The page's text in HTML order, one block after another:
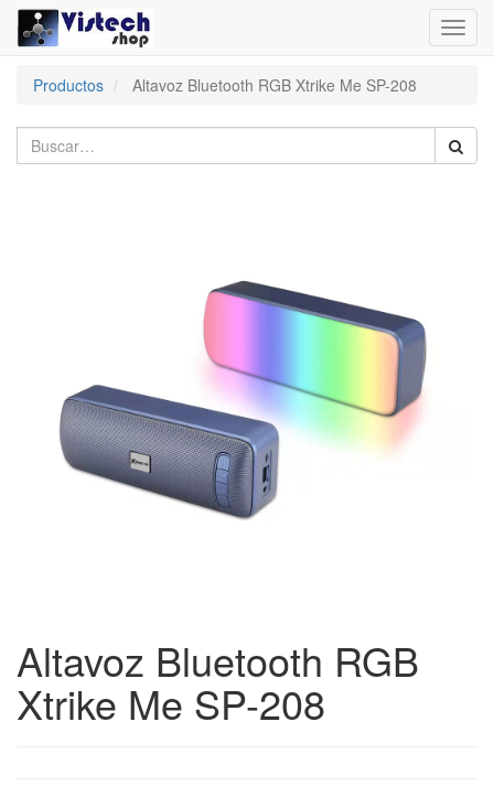
Productos
Altavoz Bluetooth RGB Xtrike Me SP-208
Altavoz Bluetooth RGB
Xtrike Me SP-208